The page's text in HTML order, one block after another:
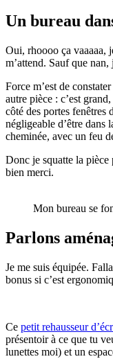
Un bureau
Oui, rhoooo ça vaaaaa,
m’attend. Sauf que nan,
Force m’est de
autre pièce : c’est
côté des portes fenêtres
négligeable d’être dans
cheminée, avec un feu
Donc je squatte la pièce
bien merci.
Mon bureau se
Parlons
Je me suis équipée.
bonus si c’est
Ce petit rehausseur
présentoir à ce que tu
lunettes moi) et un